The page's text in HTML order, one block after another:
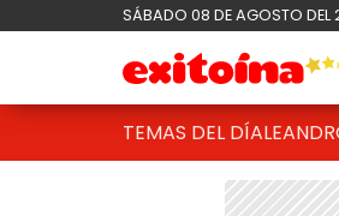
SÁBADO 08 DE AGOSTO DEL
TEMAS DEL DÍA